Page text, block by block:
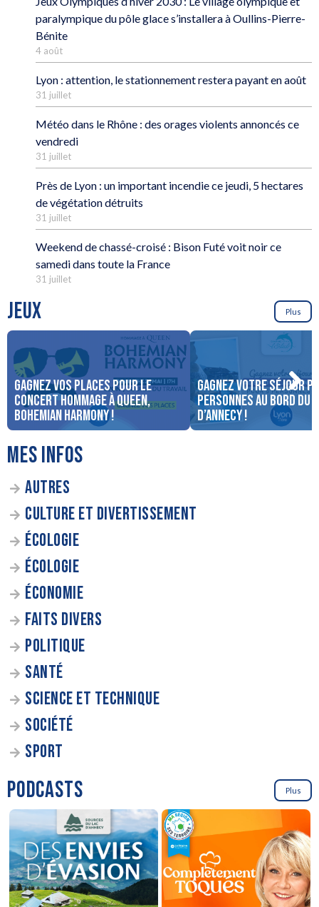
paralympique du pôle glace s’installera à Oullins-Pierre-
Bénite
4 août
Lyon : attention, le stationnement restera payant en août
31 juillet
Météo dans le Rhône : des orages violents annoncés ce
vendredi
31 juillet
Près de Lyon : un important incendie ce jeudi, 5 hectares
de végétation détruits
31 juillet
Weekend de chassé-croisé : Bison Futé voit noir ce
samedi dans toute la France
31 juillet
JEUX Plus
Gagnez vos places pour le
concert Hommage à Queen,
Bohemian Harmony !
Gagnez votre séjour
personnes au bord du
d’Annecy !
MES INFOS
AUTRES
CULTURE ET DIVERTISSEMENT
ÉCOLOGIE
ÉCOLOGIE
ÉCONOMIE
FAITS DIVERS
POLITIQUE
SANTÉ
SCIENCE ET TECHNIQUE
SOCIÉTÉ
SPORT
PODCASTS Plus